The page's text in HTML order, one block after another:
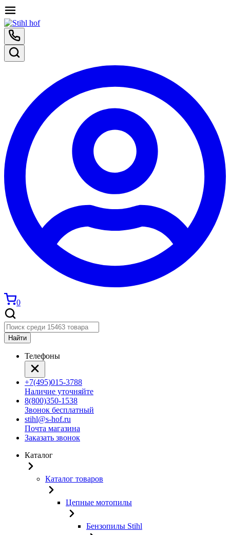
0
Найти
Телефоны
+7(495)015-3788
Наличие уточняйте
8(800)350-1538
Звонок бесплатный
stihl@s-hof.ru
Почта магазина
Заказать звонок
Каталог
Каталог товаров
Цепные мотопилы
Бензопилы Stihl